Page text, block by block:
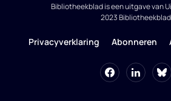
Bibliotheekblad is een uitgave van
2023 Bibliotheekblad
Privacyverklaring Abonneren